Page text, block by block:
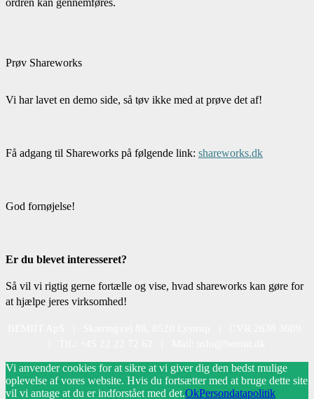
ordren kan gennemføres.
Prøv Shareworks
Vi har lavet en demo side, så tøv ikke med at prøve det af!
Få adgang til Shareworks på følgende link: shareworks.dk
God fornøjelse!
Er du blevet interesseret?
Så vil vi rigtig gerne fortælle og vise, hvad shareworks kan gøre for
at hjælpe jeres virksomhed!
Vi anvender cookies for at sikre at vi giver dig den bedst mulige
oplevelse af vores website. Hvis du fortsætter med at bruge dette site
vil vi antage at du er indforstået med det.OkPersondatapolitik